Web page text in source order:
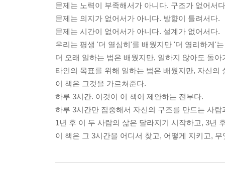
문제는 노력이 부족해서가 아니다. 구조가 없어서
문제는 의지가 없어서가 아니다. 방향이 틀려서다.
문제는 시간이 없어서가 아니다. 설계가 없어서다.
우리는 평생 '더 열심히'를 배웠지만 '더 영리하게'
더 오래 일하는 법은 배웠지만, 일하지 않아도 돌
타인의 목표를 위해 일하는 법은 배웠지만, 자신의
이 책은 그것을 가르쳐준다.
하루 3시간. 이것이 이 책이 제안하는 전부다.
하루 3시간만 집중해서 자신의 구조를 만드는 사
1년 후 이 두 사람의 삶은 달라지기 시작하고, 3년
이 책은 그 3시간을 어디서 찾고, 어떻게 지키고,